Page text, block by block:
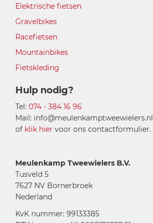
Elektrische fietsen
Gravelbikes
Racefietsen
Mountainbikes
Fietskleding
Hulp nodig?
Tel: 074 - 384 16 96
Mail: info@meulenkamptweewielers.nl
of klik hier voor ons contactformulier.
Meulenkamp Tweewielers B.V.
Tusveld 5
7627 NV Bornerbroek
Nederland
KvK nummer: 99133385